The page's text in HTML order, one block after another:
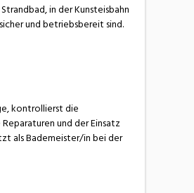
in der Kunsteisbahn
und betriebsbereit sind.
kontrollierst die
und der Einsatz
als Bademeister/in bei der